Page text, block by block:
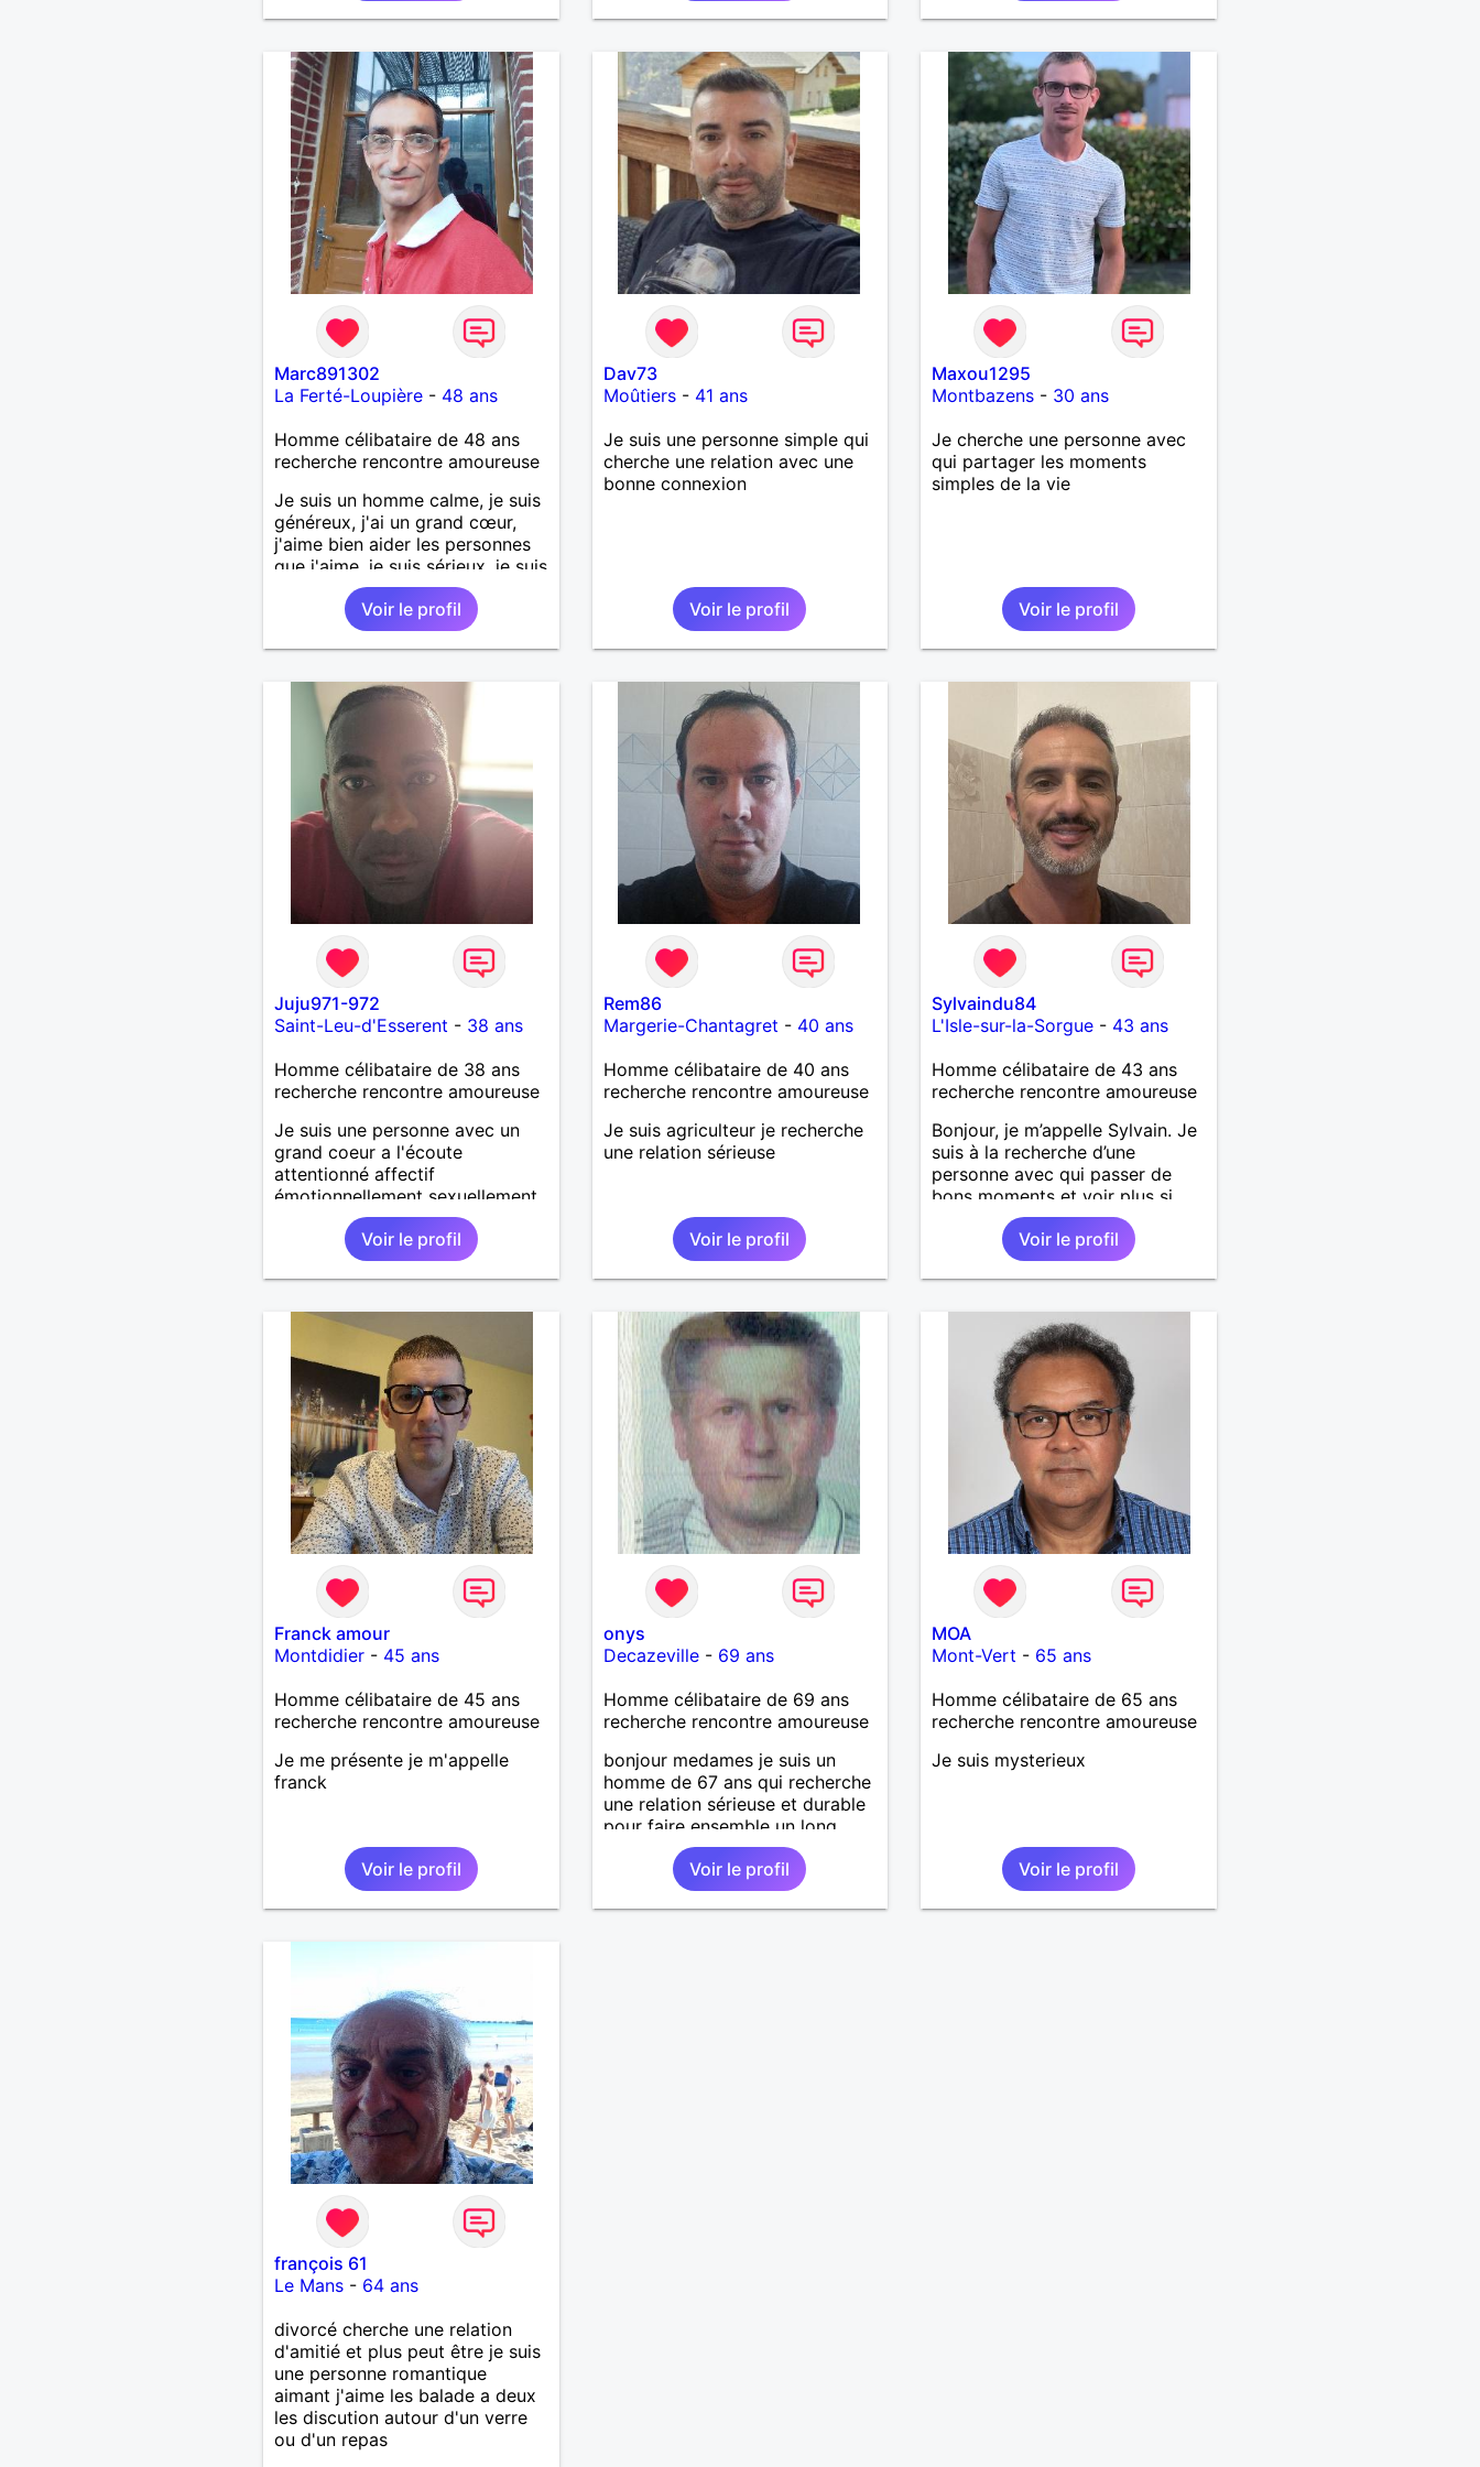
ravi….A très bientôt je l’espère.
Marc891302
La Ferté-Loupière- 48 ans
Homme célibataire de 48 ans
recherche rencontre amoureuse
Je suis un homme calme, je suis
généreux, j'ai un grand cœur,
j'aime bien aider les personnes
que j'aime, je suis sérieux, je suis
sincère, je suis honnête, j'aime
pas qu'on joue avec moi et
j'aime pas les mensonges. Je
cherche une relation amoureuse
Voir le profil
Dav73
Moûtiers- 41 ans
Je suis une personne simple qui
cherche une relation avec une
bonne connexion
Voir le profil
Maxou1295
Montbazens - 30 ans
Je cherche une personne avec
qui partager les moments
simples de la vie
Voir le profil
Juju971-972
Saint-Leu-d'Esserent - 38 ans
Homme célibataire de 38 ans
recherche rencontre amoureuse
Je suis une personne avec un
grand coeur a l'écoute
attentionné affectif
émotionnellement sexuellement
joyeux drôle amusant a l'écoute
Voir le profil
Rem86
Margerie-Chantagret - 40 ans
Homme célibataire de 40 ans
recherche rencontre amoureuse
Je suis agriculteur je recherche
une relation sérieuse
Voir le profil
Sylvaindu84
L'Isle-sur-la-Sorgue - 43 ans
Homme célibataire de 43 ans
recherche rencontre amoureuse
Bonjour, je m’appelle Sylvain. Je
suis à la recherche d’une
personne avec qui passer de
bons moments et voir plus si
nous nous correspondons.
J’aime la nature, les voyages et
aussi faire la fête de temps en
temps ;-)Je suis papa d’un petit
m’occupe en garde alternée.
J’aime à peu près tous les styles
de musique. (Oui je suis pas trop
fan de Jul). Je fais du sport
pour garder la forme et plutôt
agréable à regarder. (Enfin je le
pense en tout cas 😂)
Voir le profil
Franck amour
Montdidier- 45 ans
Homme célibataire de 45 ans
recherche rencontre amoureuse
Je me présente je m'appelle
franck
Voir le profil
onys
Decazeville- 69 ans
Homme célibataire de 69 ans
recherche rencontre amoureuse
bonjour medames je suis un
homme de 67 ans qui recherche
une relation sérieuse et durable
pour faire ensemble un long
chemin avec tout le bonheur de
l'amour qu'on saura se donner.
Voir le profil
MOA
Mont-Vert - 65 ans
Homme célibataire de 65 ans
recherche rencontre amoureuse
Je suis mysterieux
Voir le profil
françois 61
Le Mans- 64 ans
divorcé cherche une relation
d'amitié et plus peut être je suis
une personne romantique
aimant j'aime les balade a deux
les discution autour d'un verre
ou d'un repas